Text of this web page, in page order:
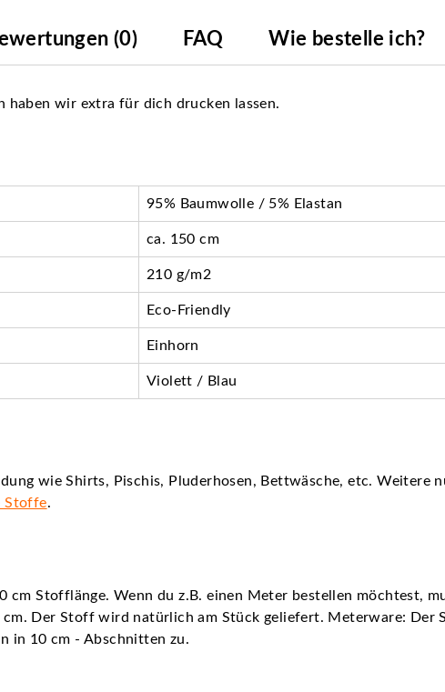
(0) FAQ Wie bestelle ich?
haben wir extra für dich drucken lassen.
95% Baumwolle / 5% Elastan
ca. 150 cm
210 g/m2
Eco-Friendly
Einhorn
Violett / Blau
wie Shirts, Pischis, Pluderhosen, Bettwäsche, etc. Weitere
Stoffe.
cm Stofflänge. Wenn du z.B. einen Meter bestellen möchtest,
cm. Der Stoff wird natürlich am Stück geliefert. Meterware:
in 10 cm - Abschnitten zu.